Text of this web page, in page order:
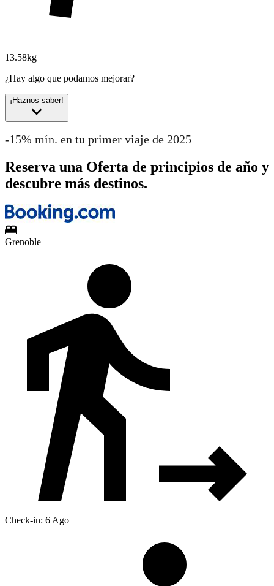
13.58kg
¿Hay algo que podamos mejorar?
¡Haznos saber!
-15% mín. en tu primer viaje de 2025
Reserva una Oferta de principios de año y
descubre más destinos.
Grenoble
Check-in: 6 Ago